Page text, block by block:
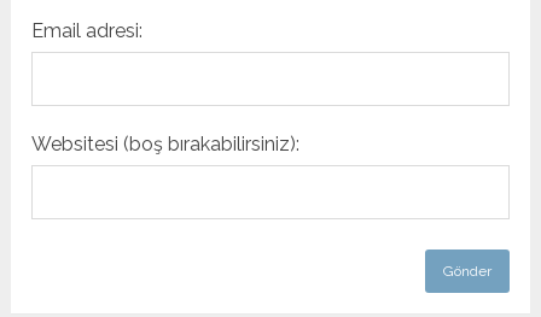
Email adresi:
Websitesi (boş bırakabilirsiniz):